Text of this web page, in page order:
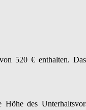
520 € enthalten.
des